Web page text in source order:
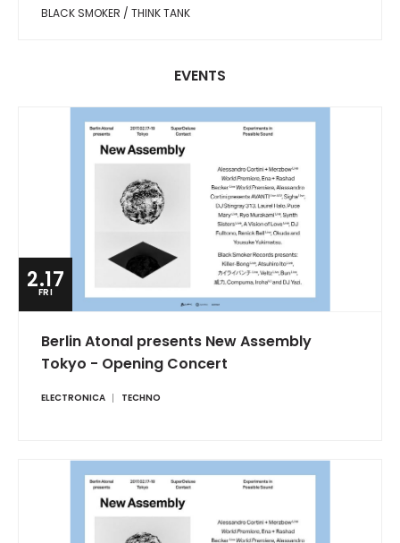
BLACK SMOKER / THINK TANK
EVENTS
2.17
FRI
Berlin Atonal presents New Assembly
Tokyo - Opening Concert
ELECTRONICA TECHNO